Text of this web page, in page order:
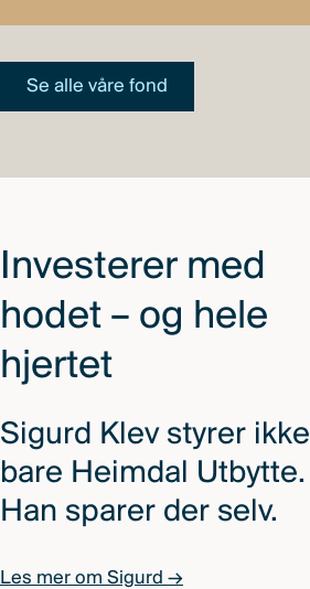
Se alle våre fond
Investerer med
hodet – og hele
hjertet
Sigurd Klev styrer ikke
bare Heimdal Utbytte.
Han sparer der selv.
Les mer om Sigurd →